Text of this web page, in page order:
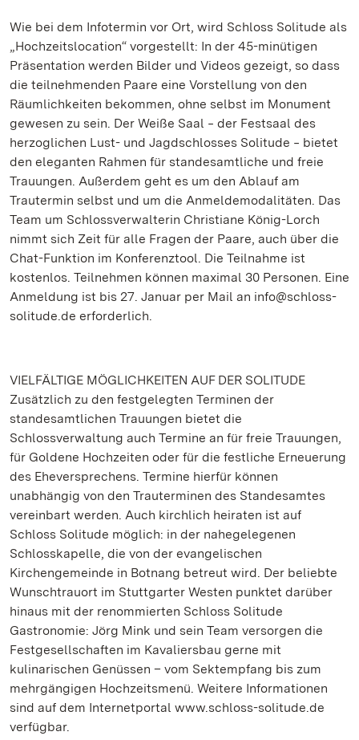
Wie bei dem Infotermin vor Ort, wird Schloss Solitude als
„Hochzeitslocation“ vorgestellt: In der 45-minütigen
Präsentation werden Bilder und Videos gezeigt, so dass
die teilnehmenden Paare eine Vorstellung von den
Räumlichkeiten bekommen, ohne selbst im Monument
gewesen zu sein. Der Weiße Saal ‒ der Festsaal des
herzoglichen Lust- und Jagdschlosses Solitude ‒ bietet
den eleganten Rahmen für standesamtliche und freie
Trauungen. Außerdem geht es um den Ablauf am
Trautermin selbst und um die Anmeldemodalitäten. Das
Team um Schlossverwalterin Christiane König-Lorch
nimmt sich Zeit für alle Fragen der Paare, auch über die
Chat-Funktion im Konferenztool. Die Teilnahme ist
kostenlos. Teilnehmen können maximal 30 Personen. Eine
Anmeldung ist bis 27. Januar per Mail an info@schloss-
solitude.de erforderlich.
VIELFÄLTIGE MÖGLICHKEITEN AUF DER SOLITUDE
Zusätzlich zu den festgelegten Terminen der
standesamtlichen Trauungen bietet die
Schlossverwaltung auch Termine an für freie Trauungen,
für Goldene Hochzeiten oder für die festliche Erneuerung
des Eheversprechens. Termine hierfür können
unabhängig von den Trauterminen des Standesamtes
vereinbart werden. Auch kirchlich heiraten ist auf
Schloss Solitude möglich: in der nahegelegenen
Schlosskapelle, die von der evangelischen
Kirchengemeinde in Botnang betreut wird. Der beliebte
Wunschtrauort im Stuttgarter Westen punktet darüber
hinaus mit der renommierten Schloss Solitude
Gastronomie: Jörg Mink und sein Team versorgen die
Festgesellschaften im Kavaliersbau gerne mit
kulinarischen Genüssen – vom Sektempfang bis zum
mehrgängigen Hochzeitsmenü. Weitere Informationen
sind auf dem Internetportal www.schloss-solitude.de
verfügbar.